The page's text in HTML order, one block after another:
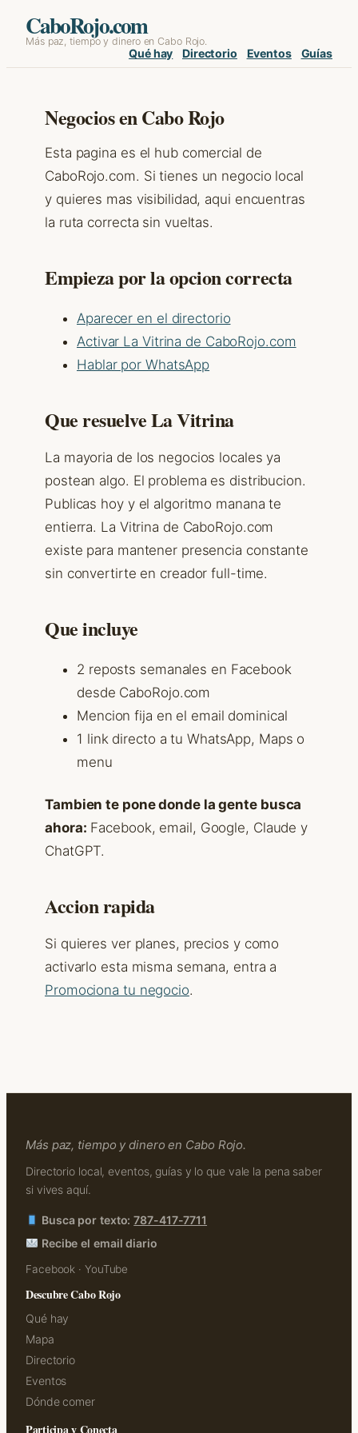
Skip
CaboRojo.com
Más paz, tiempo y dinero en Cabo Rojo.
Qué hay Directorio Eventos Guías
Negocios en Cabo Rojo
Esta pagina es el hub comercial de
CaboRojo.com. Si tienes un negocio local
y quieres mas visibilidad, aqui encuentras
la ruta correcta sin vueltas.
Empieza por la opcion correcta
Aparecer en el directorio
Activar La Vitrina de CaboRojo.com
Hablar por WhatsApp
Que resuelve La Vitrina
La mayoria de los negocios locales ya
postean algo. El problema es distribucion.
Publicas hoy y el algoritmo manana te
entierra. La Vitrina de CaboRojo.com
existe para mantener presencia constante
sin convertirte en creador full-time.
Que incluye
2 reposts semanales en Facebook
desde CaboRojo.com
Mencion fija en el email dominical
1 link directo a tu WhatsApp, Maps o
menu
Tambien te pone donde la gente busca
ahora: Facebook, email, Google, Claude y
ChatGPT.
Accion rapida
Si quieres ver planes, precios y como
activarlo esta misma semana, entra a
Promociona tu negocio.
Más paz, tiempo y dinero en Cabo Rojo.
Directorio local, eventos, guías y lo que vale la pena saber
si vives aquí.
Busca por texto:787-417-7711
Recibe el email diario
Facebook · YouTube
Descubre Cabo Rojo
Qué hay
Mapa
Directorio
Eventos
Dónde comer
Participa y Conecta